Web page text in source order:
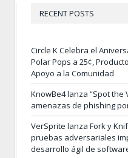
RECENT POSTS
Circle K Celebra el
Polar Pops a 25¢,
Apoyo a la Comunidad
KnowBe4 lanza “Spot the
amenazas de phishing
VerSprite lanza Fork y
pruebas adversariales
desarrollo ágil de